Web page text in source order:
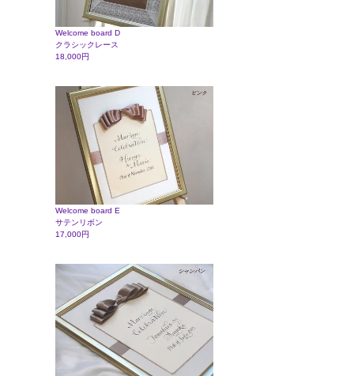
Welcome board D
クラシックレース
18,000円
Welcome board E
サテンリボン
17,000円